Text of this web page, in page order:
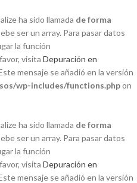
ha sido llamada de forma
ser un array. Para pasar datos
la función
visita Depuración en
mensaje se añadió en la versión
wp-includes/functions.phpon
ha sido llamada de forma
ser un array. Para pasar datos
la función
visita Depuración en
mensaje se añadió en la versión